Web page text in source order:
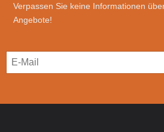
Verpassen Sie keine Informationen
Angebote!